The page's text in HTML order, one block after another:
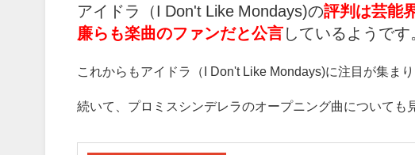
アイドラ（I Don't Like Mondays)の評判は芸能
廉らも楽曲のファンだと公言 しているようです
これからもアイドラ（I Don't Like Mondays)に注目が集まり
続いて、プロミスシンデレラのオープニング曲についても